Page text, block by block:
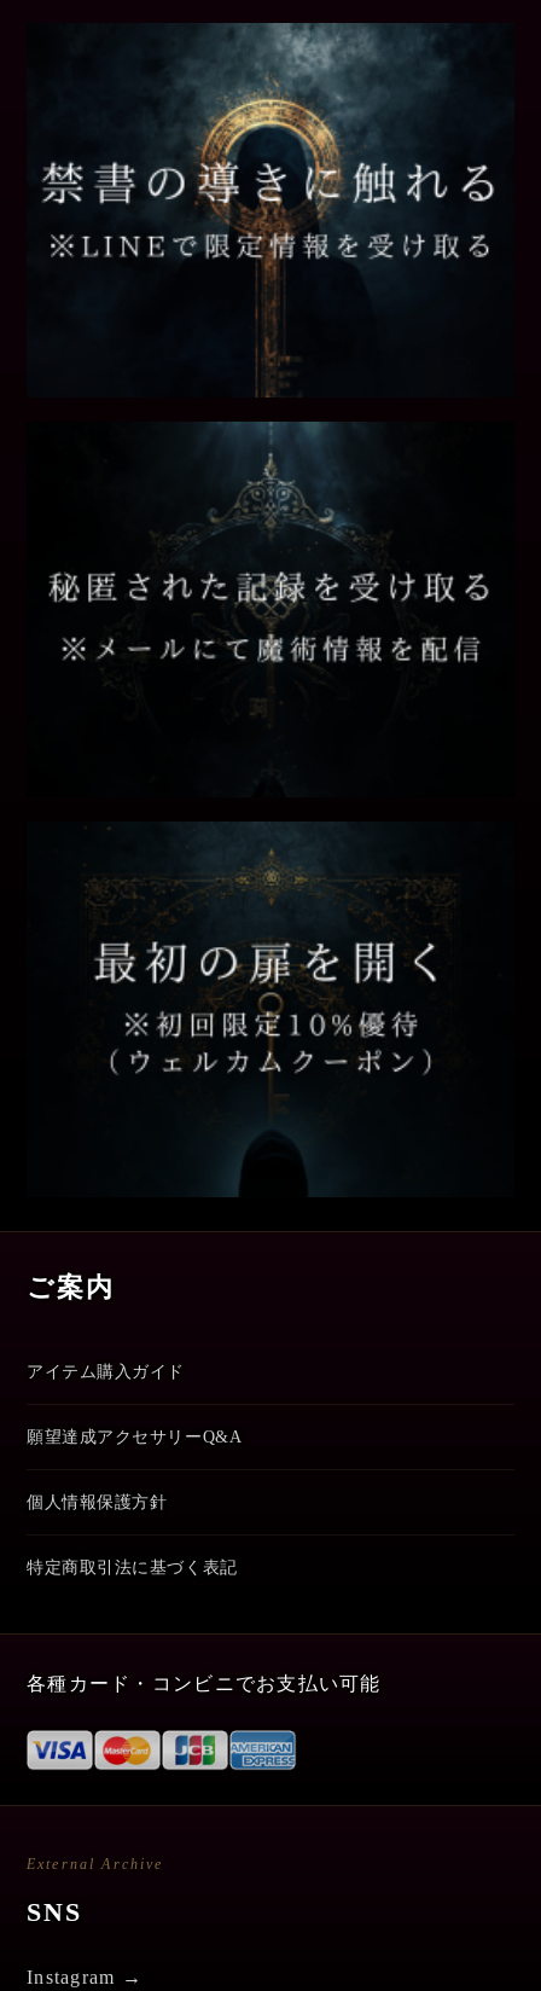
ご案内
アイテム購入ガイド
願望達成アクセサリーQ&A
個人情報保護方針
特定商取引法に基づく表記
各種カード・コンビニでお支払い可能
External Archive
SNS
Instagram →